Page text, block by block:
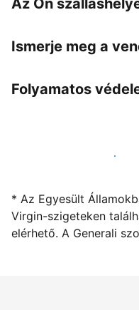
Az Ön
Ismerje meg a
Folyamatos
Kínáljon szállást a
* Az Egyesült
Virgin-szigeteken
elérhető. A Generali